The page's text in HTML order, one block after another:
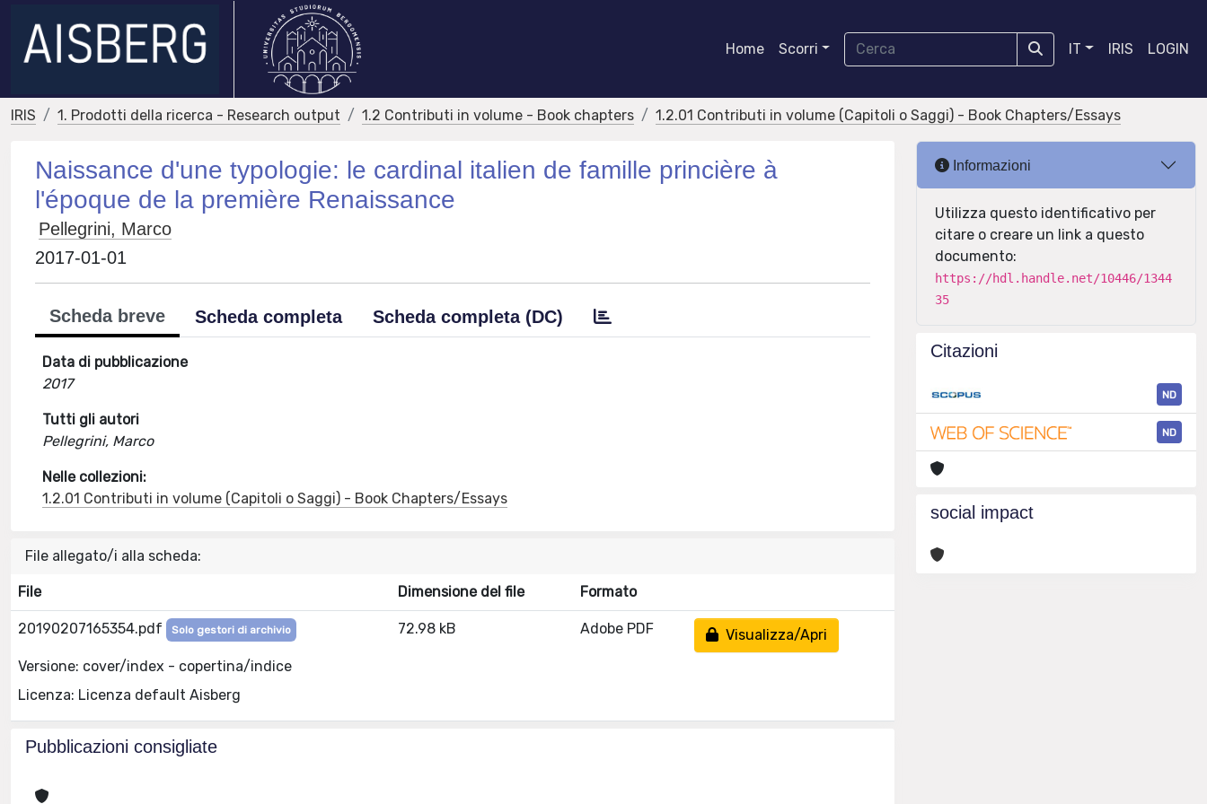
Home Scorri IT IRIS LOGIN
IRIS 1. Prodotti della ricerca - Research output 1.2 Contributi in volume - Book chapters 1.2.01 Contributi in volume (Capitoli o Saggi) - Book Chapters/Essays
Naissance d'une typologie: le cardinal italien de famille princière à
l'époque de la première Renaissance
Pellegrini, Marco
2017-01-01
Scheda breve Scheda completa Scheda completa (DC)
Data di pubblicazione
2017
Tutti gli autori
Pellegrini, Marco
Nelle collezioni:
1.2.01 Contributi in volume (Capitoli o Saggi) - Book Chapters/Essays
File allegato/i alla scheda:
File Dimensione del file Formato
20190207165354.pdf Solo gestori di archivio
Versione: cover/index - copertina/indice
Licenza: Licenza default Aisberg
72.98 kB Adobe PDF Visualizza/Apri
Pubblicazioni consigliate
Informazioni
Utilizza questo identificativo per
citare o creare un link a questo
documento:
https://hdl.handle.net/10446/1344
35
Citazioni
ND
ND
social impact